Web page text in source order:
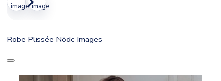
image image
Robe Plissée Nōdo Images